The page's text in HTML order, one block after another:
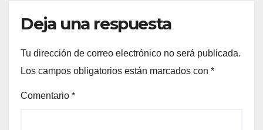
Deja una respuesta
Tu dirección de correo electrónico no será publicada.
Los campos obligatorios están marcados con *
Comentario *